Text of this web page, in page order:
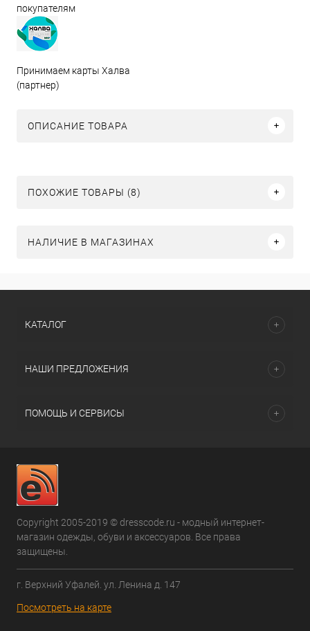
покупателям
Принимаем карты Халва
(партнер)
ОПИСАНИЕ ТОВАРА
ПОХОЖИЕ ТОВАРЫ (8)
НАЛИЧИЕ В МАГАЗИНАХ
КАТАЛОГ
НАШИ ПРЕДЛОЖЕНИЯ
ПОМОЩЬ И СЕРВИСЫ
Copyright 2005-2019 © dresscode.ru - модный интернет-
магазин одежды, обуви и аксессуаров. Все права
защищены.
г. Верхний Уфалей. ул. Ленина д. 147
Посмотреть на карте